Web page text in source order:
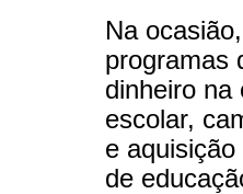
Na
programas
dinheiro na
escolar,
e
de